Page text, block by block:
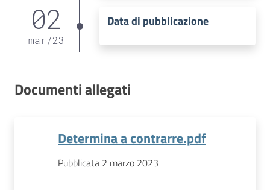
02
mar/23
Data di pubblicazione
Documenti allegati
Determina a contrarre.pdf
Pubblicata 2 marzo 2023